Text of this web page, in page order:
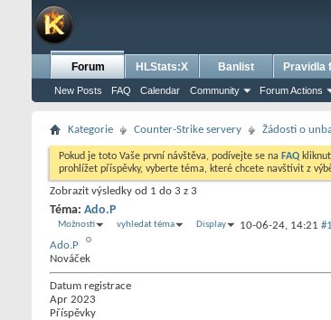
Forum
New Posts FAQ Calendar Community Forum Actions
HLStats:X Banlist Pravidla
Kategorie Counter-Strike servery Žádosti o
Pokud je toto Vaše první návštěva, podívejte se na FAQ
prohlížet příspěvky, vyberte téma, které chcete navštívit z
Zobrazit výsledky od 1 do 3 z 3
Téma: Ado.P
Možnosti vyhledat téma Display 10-06-24, 14:21 #1
Ado.P
Nováček
Datum registrace
Apr 2023
Příspěvky